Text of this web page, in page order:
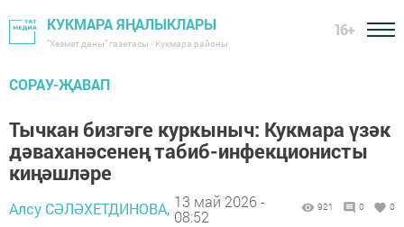
КУКМАРА ЯҢАЛЫКЛАРЫ
"Хезмәт даны" газетасы - Кукмара районы
16+
СОРАУ-ҖАВАП
Тычкан бизгәге куркыныч: Кукмара үзәк
дәваханәсенең табиб-инфекционисты
киңәшләре
Алсу СӘЛӘХЕТДИНОВА, 13 май 2026 -
08:52
921 0 0